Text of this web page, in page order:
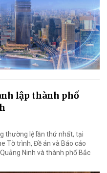
lập thành phố
thường lệ lần thứ nhất, tại
Tờ trình, Đề án và Báo cáo
Ninh và thành phố Bắc